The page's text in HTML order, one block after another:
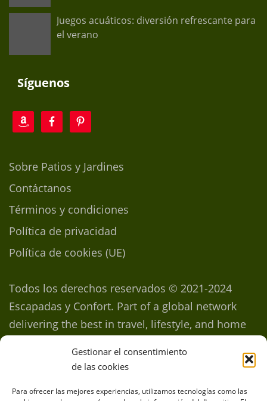
Gestionar el consentimiento
de las cookies
Para ofrecer las mejores experiencias, utilizamos tecnologías como las
Juegos acuáticos: diversión refrescante para
el verano
Síguenos
Sobre Patios y Jardines
Contáctanos
Términos y condiciones
Política de privacidad
Política de cookies (UE)
Todos los derechos reservados © 2021-2024
Escapadas y Confort. Part of a global network
delivering the best in travel, lifestyle, and home